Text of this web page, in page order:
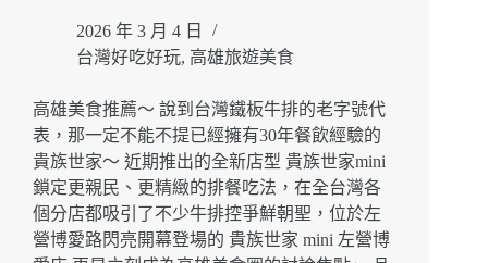
格
實
又
有
飽
足
感
的
高
2026 年 3 月 4 日
台灣好吃好玩, 高雄旅遊美食
高雄美食推薦～ 說到台灣鐵板牛排的老字號代
表，那一定不能不提已經擁有30年餐飲經驗的
貴族世家～ 近期推出的全新店型 貴族世家mini
鎖定更親民、更精緻的排餐吃法，在全台灣各
個分店都吸引了不少牛排控爭鮮朝聖，位於左
營博愛路閃亮開幕登場的 貴族世家 mini 左營博